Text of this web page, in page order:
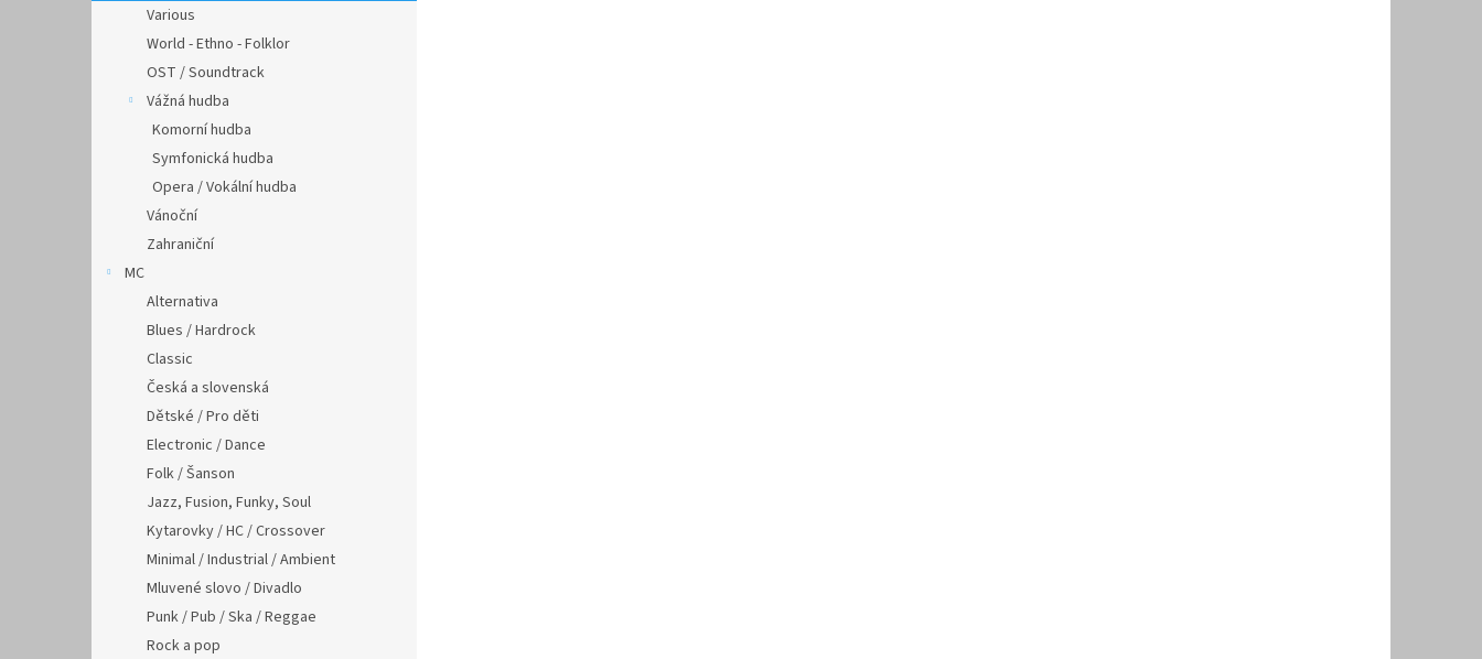
Various
World - Ethno - Folklor
OST / Soundtrack
Vážná hudba
Komorní hudba
Symfonická hudba
Opera / Vokální hudba
Vánoční
Zahraniční
MC
Alternativa
Blues / Hardrock
Classic
Česká a slovenská
Dětské / Pro děti
Electronic / Dance
Folk / Šanson
Jazz, Fusion, Funky, Soul
Kytarovky / HC / Crossover
Minimal / Industrial / Ambient
Mluvené slovo / Divadlo
Punk / Pub / Ska / Reggae
Rock a pop